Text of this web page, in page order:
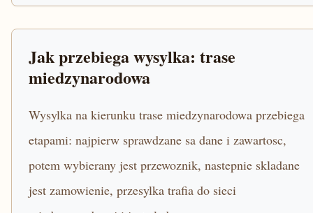
Jak przebiega wysylka: trase
miedzynarodowa
Wysylka na kierunku trase miedzynarodowa przebiega
etapami: najpierw sprawdzane sa dane i zawartosc,
potem wybierany jest przewoznik, nastepnie skladane
jest zamowienie, przesylka trafia do sieci